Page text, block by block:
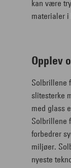
kan være
materialer
Opplev
Solbrillene
slitesterke
med glass
Solbrillene
forbedrer
miljøer.
nyeste